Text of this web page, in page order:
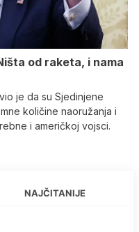
od raketa, i nama
je da su Sjedinjene
količine naoružanja i
i američkoj vojsci.
NAJČITANIJE